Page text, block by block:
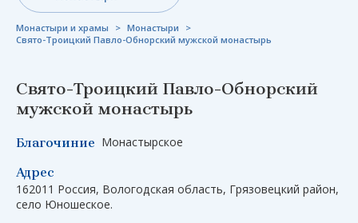
Монастыри и храмы > Монастыри
>
Свято-Троицкий Павло-Обнорский мужской монастырь
Свято-Троицкий Павло-Обнорский
мужской монастырь
Благочиние Монастырское
Адрес
162011 Россия, Вологодская область, Грязовецкий район,
село Юношеское.